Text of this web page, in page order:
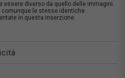
essere diverso da quello delle immagini.
comunque le stesse identiche
in questa inserzione.